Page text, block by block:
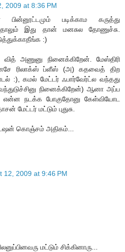
2009 at 8:36 PM
ப‌டிக்காம‌ க‌ருத்து
இது தான் ம‌ன‌சுல‌ தோணுச்சு.
:)
வித் அணுனு நினைக்கிறேன். மேஸ்திரி
ரிலாக்ஸ் ப்ளீஸ் (அ) கதவைத் திற
:), கமல் மேட்டர் ஃபார்வேர்ட்ல வந்தது
நினைக்கிறேன்) ஆனா அப்ப
என்ன நடக்க போகுதோனு கேள்வியோட
மேட்டர் மட்டும் புதுசு.
கொஞ்சம் அதிகம்...
12, 2009 at 9:46 PM
மட்டும் சிக்கினாரு...